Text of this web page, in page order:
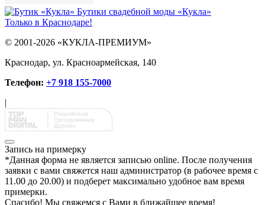
Бутики свадебной моды «Кукла»
Только в Краснодаре!
© 2001-2026 «КУКЛА-ПРЕМИУМ»
Краснодар, ул. Красноармейская, 140
Телефон: +7 918 155-7000
|
Запись на примерку
*Данная форма не является записью online. После получения
заявки с вами свяжется наш администратор (в рабочее время с
11.00 до 20.00) и подберет максимально удобное вам время
примерки.
Спасибо! Мы свяжемся с Вами в ближайшее время!